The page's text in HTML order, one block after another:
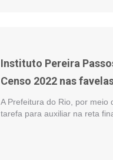
Instituto Pereira
Censo 2022 nas
A Prefeitura do Rio, por meio
tarefa para auxiliar na reta